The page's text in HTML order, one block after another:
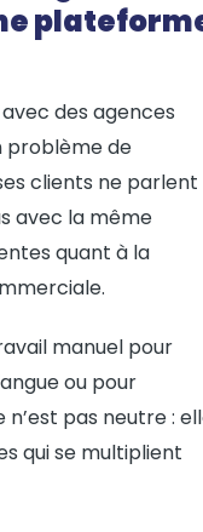
des agences
problème de
clients ne parlent
avec la même
quant à la
manuel pour
ou pour
pas neutre :
qui se multiplient